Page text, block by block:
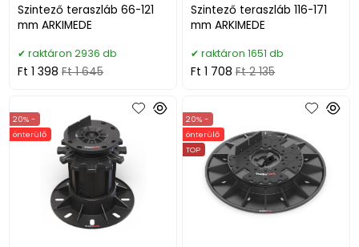
Szintező teraszláb 66-121
mm ARKIMEDE
raktáron 2936 db
Ft 1 398 Ft 1 645
Szintező teraszláb 116-171
mm ARKIMEDE
raktáron 1651 db
Ft 1 708 Ft 2 135
20% -
önterülő
20% -
önterülő
TOP